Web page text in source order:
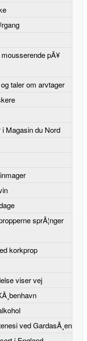
pÃ¥
taler om arvtager
i Magasin du Nord
sprÃ¦nger
korkprop
viser vej
ved GardasÃ¸en